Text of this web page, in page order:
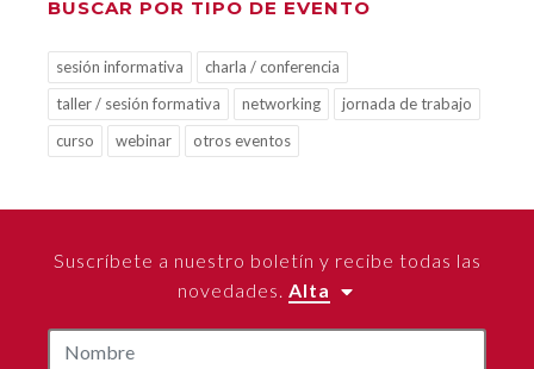
BUSCAR POR TIPO DE EVENTO
sesión informativa
charla / conferencia
taller / sesión formativa
networking
jornada de trabajo
curso
webinar otros eventos
Suscríbete a nuestro boletín y recibe todas las
novedades. Alta